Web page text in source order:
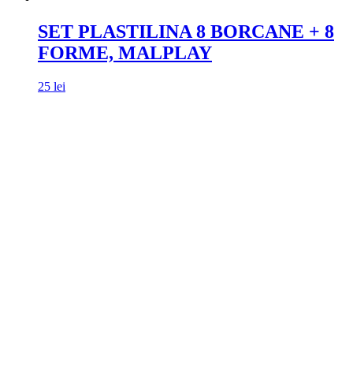
SET PLASTILINA 8 BORCANE + 8
FORME, MALPLAY
25 lei